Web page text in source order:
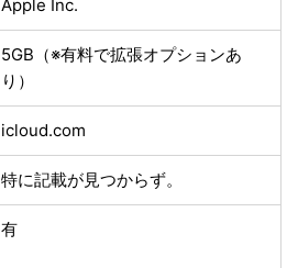
Apple Inc.
5GB（※有料で拡張オプションあ
り）
icloud.com
特に記載が見つからず。
有